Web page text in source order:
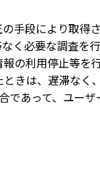
手段により取得
く必要な調査を行
の利用停止等を行
きは、遅滞なく
あって、ユー